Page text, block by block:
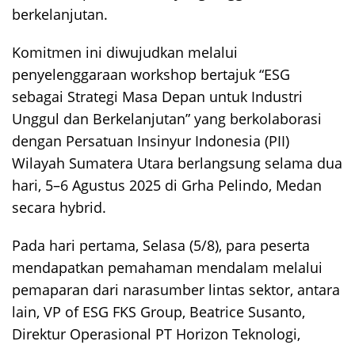
berkelanjutan.
Komitmen ini diwujudkan melalui
penyelenggaraan workshop bertajuk “ESG
sebagai Strategi Masa Depan untuk Industri
Unggul dan Berkelanjutan” yang berkolaborasi
dengan Persatuan Insinyur Indonesia (PII)
Wilayah Sumatera Utara berlangsung selama dua
hari, 5–6 Agustus 2025 di Grha Pelindo, Medan
secara hybrid.
Pada hari pertama, Selasa (5/8), para peserta
mendapatkan pemahaman mendalam melalui
pemaparan dari narasumber lintas sektor, antara
lain, VP of ESG FKS Group, Beatrice Susanto,
Direktur Operasional PT Horizon Teknologi,